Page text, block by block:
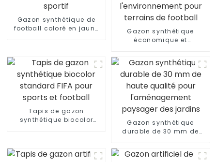
Gazon synthétique de
football coloré en jaune
Gazon synthétique
économique et
l'environnement pour
terrains de football
Tapis de gazon
synthétique biocolor
Gazon synthétique
durable de 30 mm de
paysager des jardins